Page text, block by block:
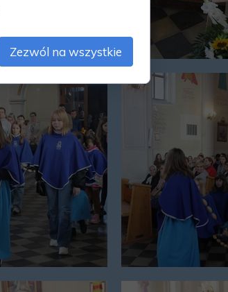
Zezwól na wszystkie